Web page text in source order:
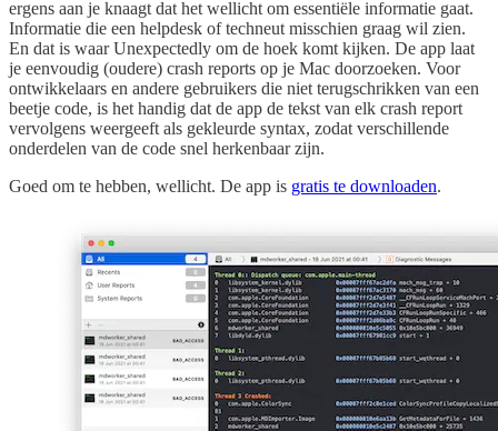
ergens aan je knaagt dat het wellicht om essentiële informatie gaat.
Informatie die een helpdesk of techneut misschien graag wil zien.
En dat is waar Unexpectedly om de hoek komt kijken. De app laat
je eenvoudig (oudere) crash reports op je Mac doorzoeken. Voor
ontwikkelaars en andere gebruikers die niet terugschrikken van een
beetje code, is het handig dat de app de tekst van elk crash report
vervolgens weergeeft als gekleurde syntax, zodat verschillende
onderdelen van de code snel herkenbaar zijn.
Goed om te hebben, wellicht. De app is gratis te downloaden.